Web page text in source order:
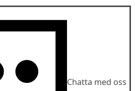
Chatta med oss